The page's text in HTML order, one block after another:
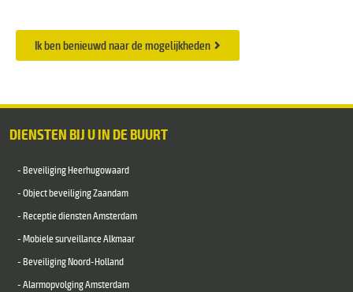
Ik ben benieuwd naar de mogelijkheden
DIENSTEN BIJ U IN DE BUURT
- Beveiliging Heerhugowaard
- Object beveiliging Zaandam
- Receptie diensten Amsterdam
- Mobiele surveillance Alkmaar
- Beveiliging Noord-Holland
- Alarmopvolging Amsterdam